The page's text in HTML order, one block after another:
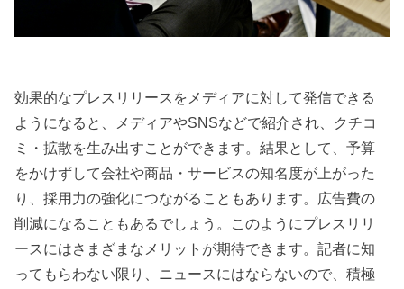
効果的なプレスリリースをメディアに対して発信できる
ようになると、メディアやSNSなどで紹介され、クチコ
ミ・拡散を生み出すことができます。結果として、予算
をかけずして会社や商品・サービスの知名度が上がった
り、採用力の強化につながることもあります。広告費の
削減になることもあるでしょう。このようにプレスリリ
ースにはさまざまなメリットが期待できます。記者に知
ってもらわない限り、ニュースにはならないので、積極